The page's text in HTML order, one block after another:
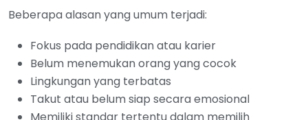
Beberapa alasan yang umum terjadi:
Fokus pada pendidikan atau karier
Belum menemukan orang yang cocok
Lingkungan yang terbatas
Takut atau belum siap secara emosional